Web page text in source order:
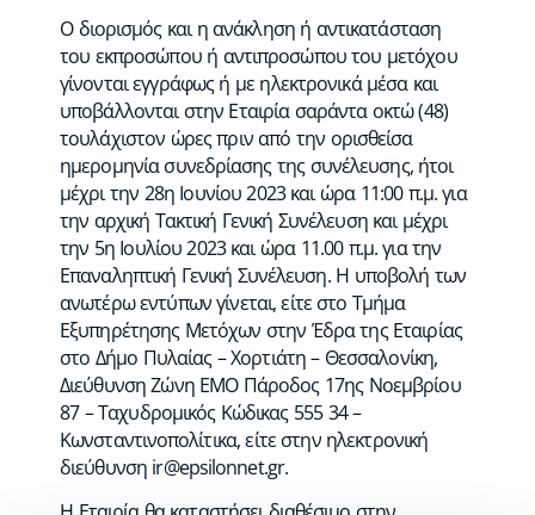
Ο διορισμός και η ανάκληση ή αντικατάσταση
του εκπροσώπου ή αντιπροσώπου του μετόχου
γίνονται εγγράφως ή με ηλεκτρονικά μέσα και
υποβάλλονται στην Εταιρία σαράντα οκτώ (48)
τουλάχιστον ώρες πριν από την ορισθείσα
ημερομηνία συνεδρίασης της συνέλευσης, ήτοι
μέχρι την 28η Ιουνίου 2023 και ώρα 11:00 π.μ. για
την αρχική Τακτική Γενική Συνέλευση και μέχρι
την 5η Ιουλίου 2023 και ώρα 11.00 π.μ. για την
Επαναληπτική Γενική Συνέλευση. Η υποβολή των
ανωτέρω εντύπων γίνεται, είτε στο Τμήμα
Εξυπηρέτησης Μετόχων στην Έδρα της Εταιρίας
στο Δήμο Πυλαίας – Χορτιάτη – Θεσσαλονίκη,
Διεύθυνση Ζώνη ΕΜΟ Πάροδος 17ης Νοεμβρίου
87 – Ταχυδρομικός Κώδικας 555 34 –
Κωνσταντινοπολίτικα, είτε στην ηλεκτρονική
διεύθυνση ir@epsilonnet.gr.